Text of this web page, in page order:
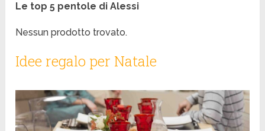
Le top 5 pentole di Alessi
Nessun prodotto trovato.
Idee regalo per Natale